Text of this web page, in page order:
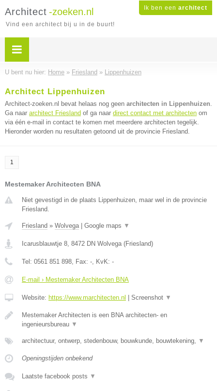
Ik ben een architect
Architect -zoeken.nl
Vind een architect bij u in de buurt!
U bent nu hier: Home » Friesland » Lippenhuizen
Architect Lippenhuizen
Architect-zoeken.nl bevat helaas nog geen architecten in Lippenhuizen.
Ga naar architect Friesland of ga naar direct contact met architecten om
via één e-mail in contact te komen met meerdere architecten tegelijk.
Hieronder worden nu resultaten getoond uit de provincie Friesland.
1
Mestemaker Architecten BNA
Niet gevestigd in de plaats Lippenhuizen, maar wel in de provincie
Friesland.
Friesland » Wolvega| Google maps ▼
Icarusblauwtje 8, 8472 DN Wolvega(Friesland)
Tel: 0561 851 898, Fax: -, KvK: -
E-mail › Mestemaker Architecten BNA
Website: https://www.marchitecten.nl Screenshot ▼
Mestemaker Architecten is een BNA architecten- en
ingenieursbureau ▼
architectuur, ontwerp, stedenbouw, bouwkunde, bouwtekening, ▼
Openingstijden onbekend
Laatste facebook posts ▼